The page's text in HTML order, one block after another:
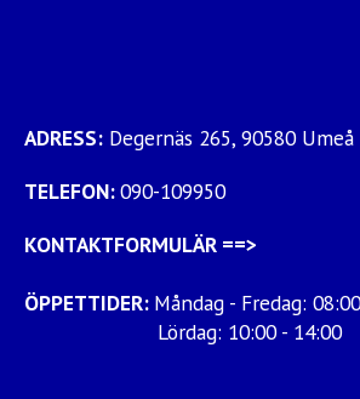
ADRESS: Degernäs 265, 90580 Umeå
TELEFON:090-109950
KONTAKTFORMULÄR ==>
ÖPPETTIDER: Måndag - Fredag:
Lördag: 10:00 - 14:00